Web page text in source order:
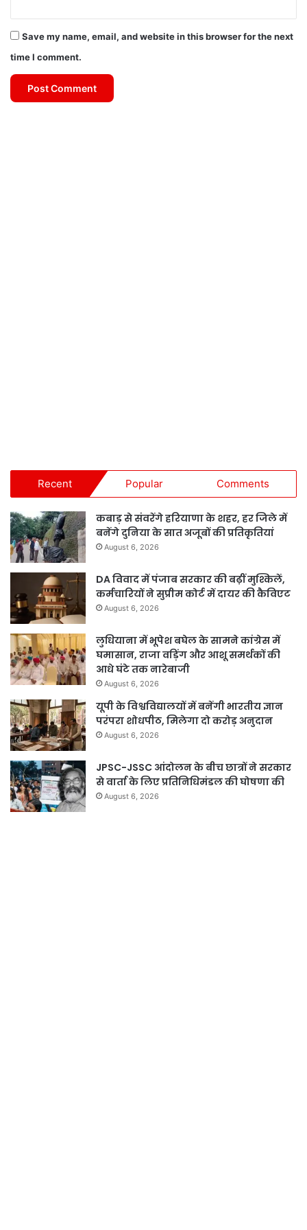
Save my name, email, and website in this browser for the next
time I comment.
Recent Popular Comments
कबाड़ से संवरेंगे हरियाणा के शहर, हर जिले में
बनेंगे दुनिया के सात अजूबों की प्रतिकृतियां
August 6, 2026
DA विवाद में पंजाब सरकार की बढ़ीं मुश्किलें,
कर्मचारियों ने सुप्रीम कोर्ट में दायर की कैविएट
August 6, 2026
लुधियाना में भूपेश बघेल के सामने कांग्रेस में
घमासान, राजा वड़िंग और आशू समर्थकों की
आधे घंटे तक नारेबाजी
August 6, 2026
यूपी के विश्वविद्यालयों में बनेंगी भारतीय ज्ञान
परंपरा शोधपीठ, मिलेगा दो करोड़ अनुदान
August 6, 2026
JPSC-JSSC आंदोलन के बीच छात्रों ने सरकार
से वार्ता के लिए प्रतिनिधिमंडल की घोषणा की
August 6, 2026